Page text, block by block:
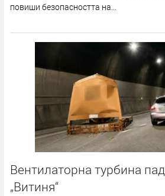
повиши безопасността на...
Вентилаторна турбина
„Витиня“